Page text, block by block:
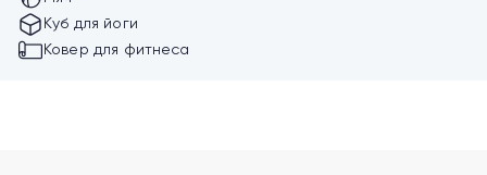
Куб для йоги
Ковер для фитнеса